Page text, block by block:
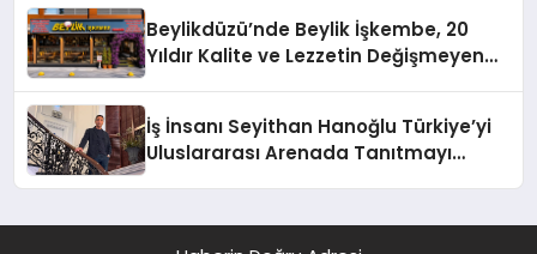
Beylikdüzü’nde Beylik İşkembe, 20
Yıldır Kalite ve Lezzetin Değişmeyen
İş İnsanı Seyithan Hanoğlu Türkiye’yi
Uluslararası Arenada Tanıtmayı